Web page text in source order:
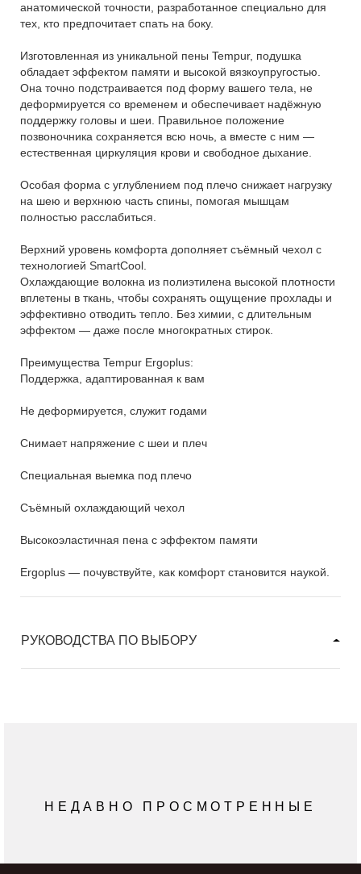
анатомической точности, разработанное специально для
тех, кто предпочитает спать на боку.
Изготовленная из уникальной пены Tempur, подушка
обладает эффектом памяти и высокой вязкоупругостью.
Она точно подстраивается под форму вашего тела, не
деформируется со временем и обеспечивает надёжную
поддержку головы и шеи. Правильное положение
позвоночника сохраняется всю ночь, а вместе с ним —
естественная циркуляция крови и свободное дыхание.
Особая форма с углублением под плечо снижает нагрузку
на шею и верхнюю часть спины, помогая мышцам
полностью расслабиться.
Верхний уровень комфорта дополняет съёмный чехол с
технологией SmartCool.
Охлаждающие волокна из полиэтилена высокой плотности
вплетены в ткань, чтобы сохранять ощущение прохлады и
эффективно отводить тепло. Без химии, с длительным
эффектом — даже после многократных стирок.
Преимущества Tempur Ergoplus:
Поддержка, адаптированная к вам
Не деформируется, служит годами
Снимает напряжение с шеи и плеч
Специальная выемка под плечо
Съёмный охлаждающий чехол
Высокоэластичная пена с эффектом памяти
Ergoplus — почувствуйте, как комфорт становится наукой.
РУКОВОДСТВА ПО ВЫБОРУ
НЕДАВНО ПРОСМОТРЕННЫЕ